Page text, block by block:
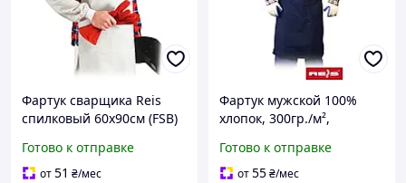
Фартук сварщика Reis
спилковый 60х90см (FSB)
Готово к отправке
от51 ₴/мес
Фартук мужской 100%
хлопок, 300гр./м²,
Reis
Готово к отправке
от55₴/мес